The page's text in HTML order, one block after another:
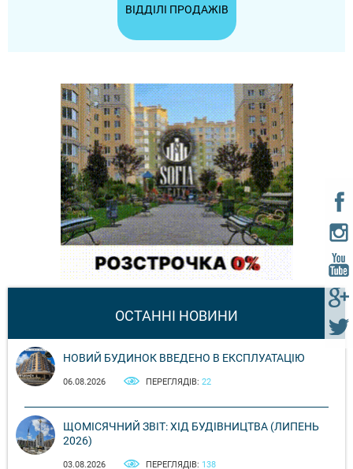
ВІДДІЛІ ПРОДАЖІВ
ОСТАННІ НОВИНИ
НОВИЙ БУДИНОК ВВЕДЕНО В ЕКСПЛУАТАЦІЮ
06.08.2026 ПЕРЕГЛЯДІВ: 22
ЩОМІСЯЧНИЙ ЗВІТ: ХІД БУДІВНИЦТВА (ЛИПЕНЬ
2026)
03.08.2026 ПЕРЕГЛЯДІВ: 138